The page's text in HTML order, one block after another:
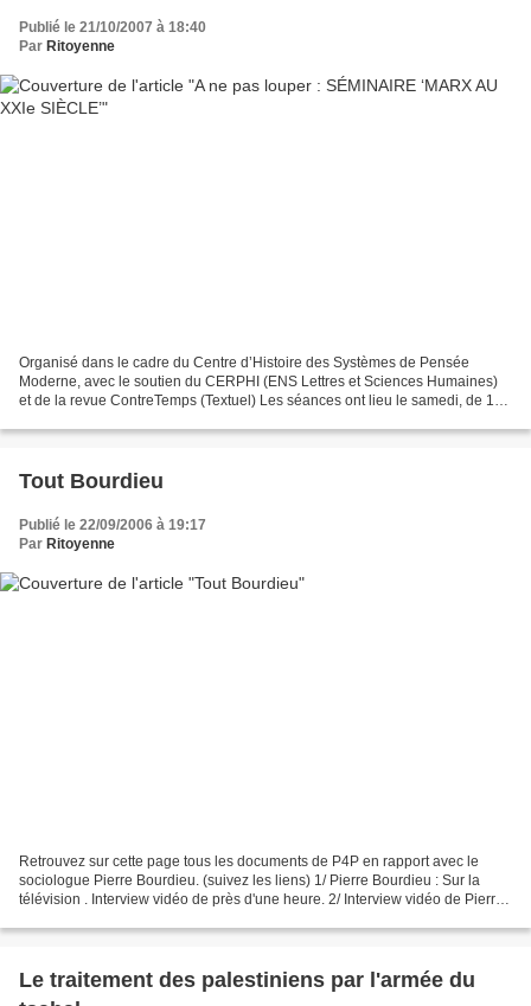
Publié le 21/10/2007 à 18:40
Par Ritoyenne
Organisé dans le cadre du Centre d’Histoire des Systèmes de Pensée
Moderne, avec le soutien du CERPHI (ENS Lettres et Sciences Humaines)
et de la revue ContreTemps (Textuel) Les séances ont lieu le samedi, de 14
Tout Bourdieu
Publié le 22/09/2006 à 19:17
Par Ritoyenne
Retrouvez sur cette page tous les documents de P4P en rapport avec le
sociologue Pierre Bourdieu. (suivez les liens) 1/ Pierre Bourdieu : Sur la
télévision . Interview vidéo de près d'une heure. 2/ Interview vidéo de Pierre
Le traitement des palestiniens par l'armée du